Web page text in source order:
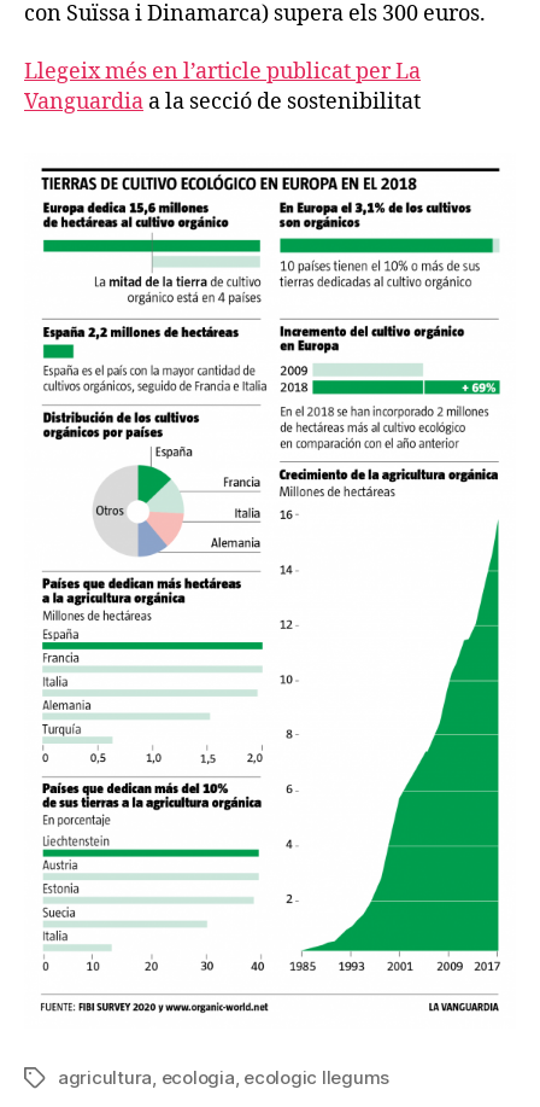
con Suïssa i Dinamarca) supera els 300 euros.
Llegeix més en l’article publicat per La
Vanguardia a la secció de sostenibilitat
Etiquetes
agricultura, ecologia, ecologic llegums